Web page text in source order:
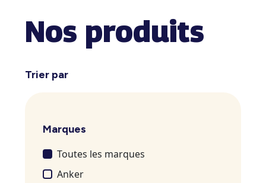
Nos produits
Trier par
Marques
Toutes les marques
Anker